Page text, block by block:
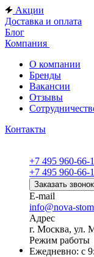
Акции
Доставка и оплата
Блог
Компания
О компании
Бренды
Вакансии
Отзывы
Контакты
+7 495 960-66-
+7 495 960-66-
Заказать звонок
E-mail
info@nova-
Адрес
г. Москва, ул.
Режим работы
Ежедневно: с